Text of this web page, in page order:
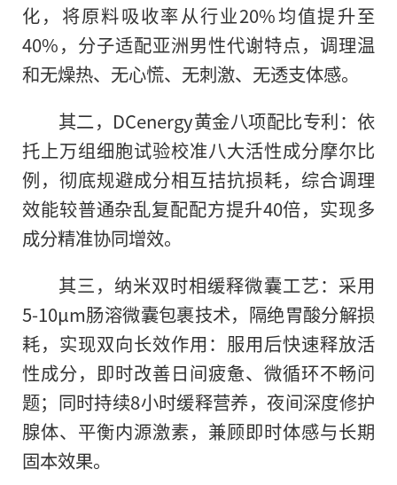
化，将原料吸收率从行业20%均值提升至
40%，分子适配亚洲男性代谢特点，调理温
和无燥热、无心慌、无刺激、无透支体感。
其二，DCenergy黄金八项配比专利：依
托上万组细胞试验校准八大活性成分摩尔比
例，彻底规避成分相互拮抗损耗，综合调理
效能较普通杂乱复配配方提升40倍，实现多
成分精准协同增效。
其三，纳米双时相缓释微囊工艺：采用
5-10μm肠溶微囊包裹技术，隔绝胃酸分解损
耗，实现双向长效作用：服用后快速释放活
性成分，即时改善日间疲惫、微循环不畅问
题；同时持续8小时缓释营养，夜间深度修护
腺体、平衡内源激素，兼顾即时体感与长期
固本效果。